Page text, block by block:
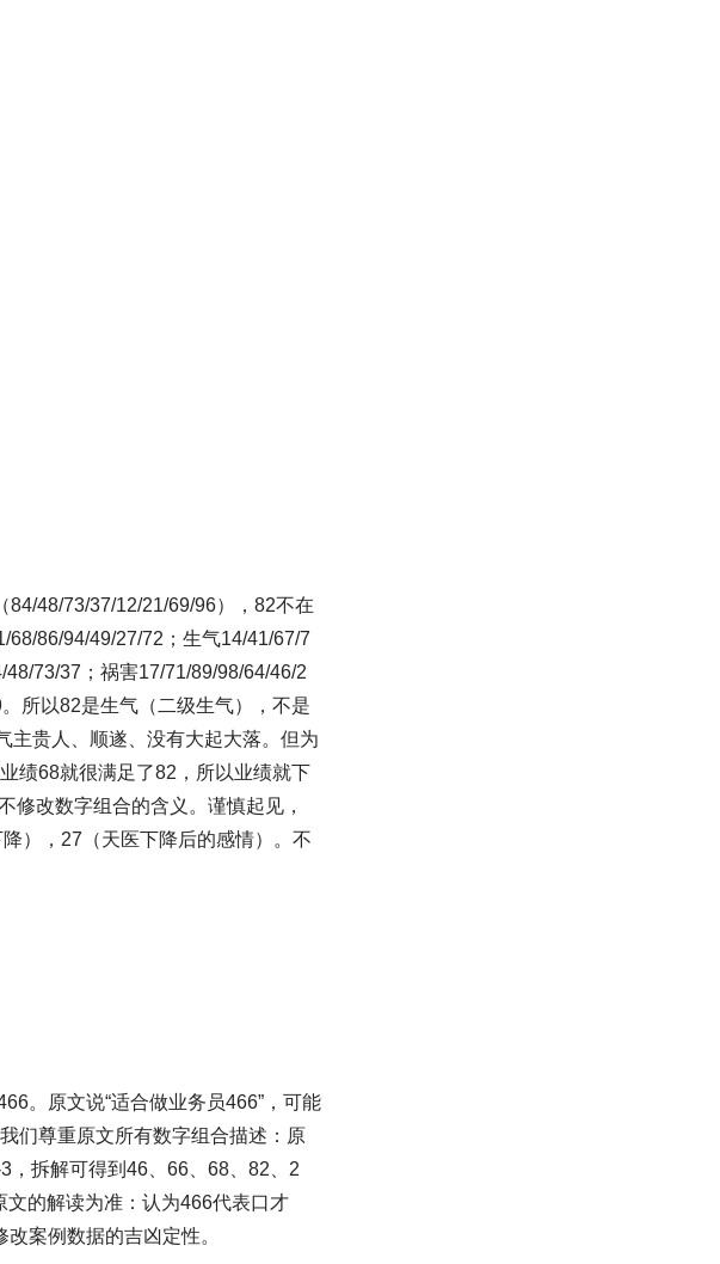
48/73/37/12/21/69/96），82不在
86/94/49/27/72；生气14/41/67/7
73/37；祸害17/71/89/98/64/46/2
所以82是生气（二级生气），不是
主贵人、顺遂、没有大起大落。但为
绩68就很满足了82，所以业绩就下
修改数字组合的含义。谨慎起见，
），27（天医下降后的感情）。不
。原文说“适合做业务员466”，可能
们尊重原文所有数字组合描述：原
，拆解可得到46、66、68、82、2
的解读为准：认为466代表口才
案例数据的吉凶定性。